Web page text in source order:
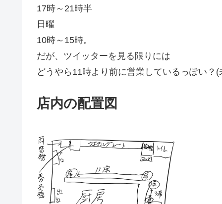
17時～21時半
日曜
10時～15時。
だが、ツイッターを見る限りには
どうやら11時より前に営業しているっぽい？(
店内の配置図